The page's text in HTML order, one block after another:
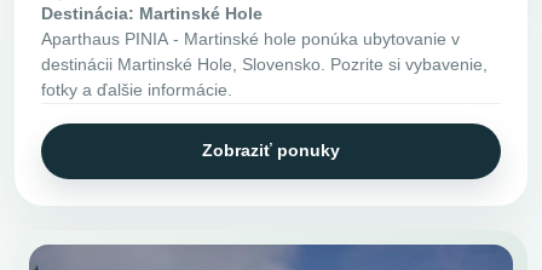
Destinácia: Martinské Hole
Aparthaus PINIA - Martinské hole ponúka ubytovanie v
destinácii Martinské Hole, Slovensko. Pozrite si vybavenie,
fotky a ďalšie informácie.
Zobraziť ponuky